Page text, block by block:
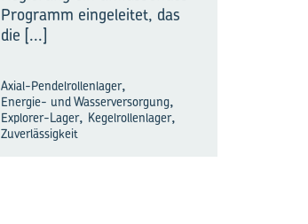
Programm eingeleitet, das
die [...]
Axial-Pendelrollenlager,
Energie- und Wasserversorgung,
Explorer-Lager, Kegelrollenlager,
Zuverlässigkeit